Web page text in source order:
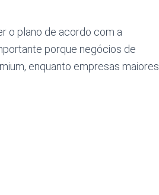
o plano de acordo com a
porque negócios de
enquanto empresas maiores